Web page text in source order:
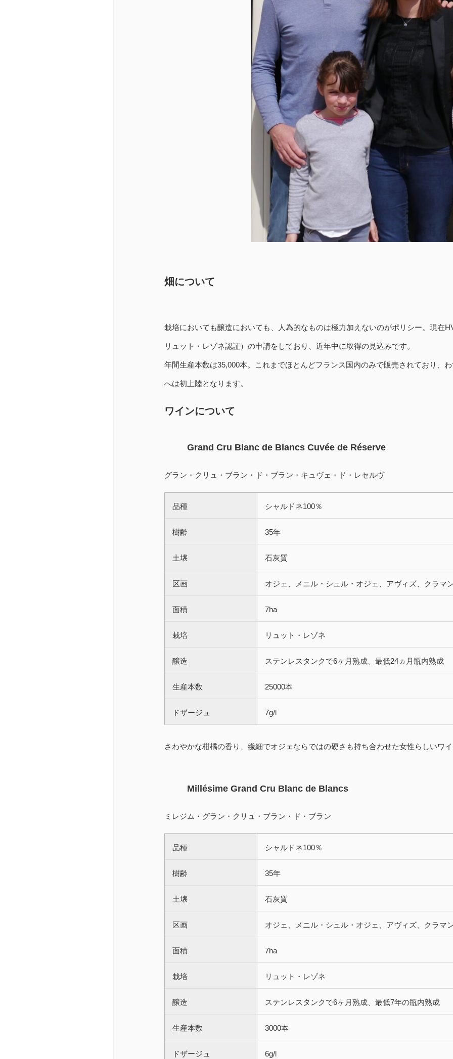
畑について
栽培においても醸造においても、人為的なものは極力加えないのがポリシー。現在
リュット・レゾネ認証）の申請をしており、近年中に取得の見込みです。
年間生産本数は35,000本。これまでほとんどフランス国内のみで販売されており、
へは初上陸となります。
ワインについて
Grand Cru Blanc de Blancs Cuvée de Réserve
グラン・クリュ・ブラン・ド・ブラン・キュヴェ・ド・レセルヴ
品種 シャルドネ100％
樹齢 35年
土壌 石灰質
区画 オジェ、メニル・シュル・オジェ、アヴィズ、クラマ
面積 7ha
栽培 リュット・レゾネ
醸造 ステンレスタンクで6ヶ月熟成、最低24ヵ月瓶内熟成
生産本数 25000本
ドザージュ 7g/l
さわやかな柑橘の香り、繊細でオジェならではの硬さも持ち合わせた女性らしいワイ
Millésime Grand Cru Blanc de Blancs
ミレジム・グラン・クリュ・ブラン・ド・ブラン
品種 シャルドネ100％
樹齢 35年
土壌 石灰質
区画 オジェ、メニル・シュル・オジェ、アヴィズ、クラマ
面積 7ha
栽培 リュット・レゾネ
醸造 ステンレスタンクで6ヶ月熟成、最低7年の瓶内熟成
生産本数 3000本
ドザージュ 6g/l